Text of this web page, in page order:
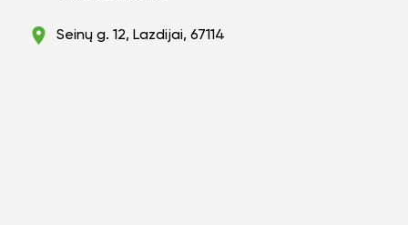
Seinų g. 12, Lazdijai, 67114